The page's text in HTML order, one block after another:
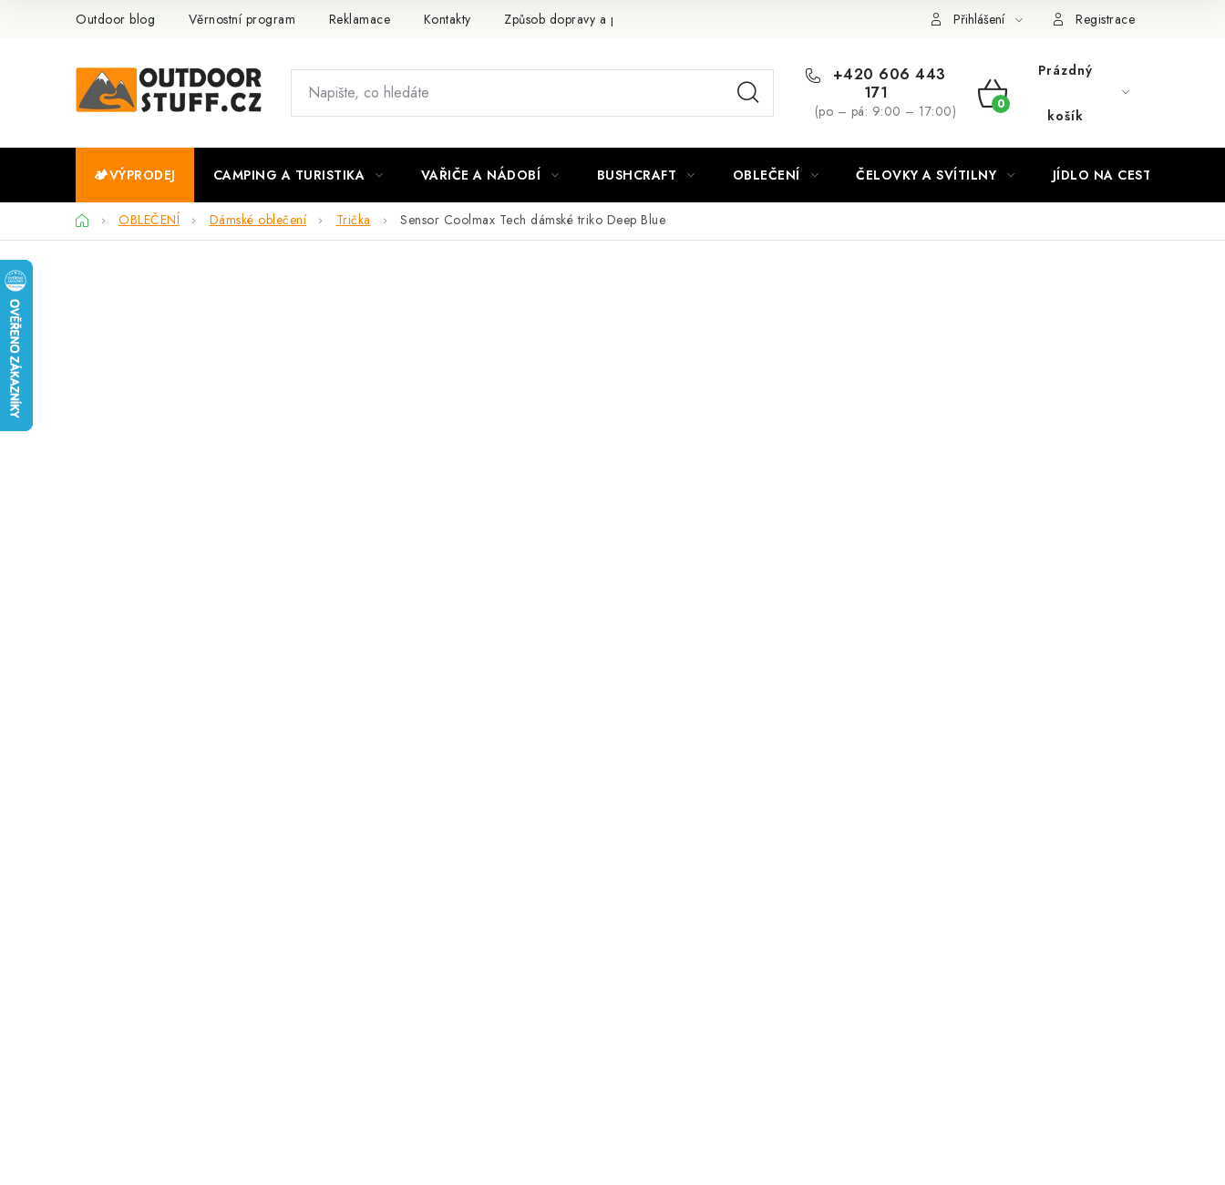
Outdoor blog Věrnostní program Reklamace Kontakty Způsob dopravy a platby Podmínky ochrany osobních údajů
Přihlášení Registrace
+420 606 443
171
(po – pá: 9:00 – 17:00)
NÁKUPNÍ
Prázdný
košík
🏕️VÝPRODEJ CAMPING A TURISTIKA VAŘIČE A NÁDOBÍ BUSHCRAFT OBLEČENÍ ČELOVKY A SVÍTILNY JÍDLO NA CESTY
DomůOBLEČENÍ Dámské oblečení Trička Sensor Coolmax Tech dámské triko Deep Blue